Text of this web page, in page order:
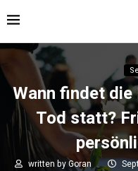
Wann findet
Tod statt?
written byGoran